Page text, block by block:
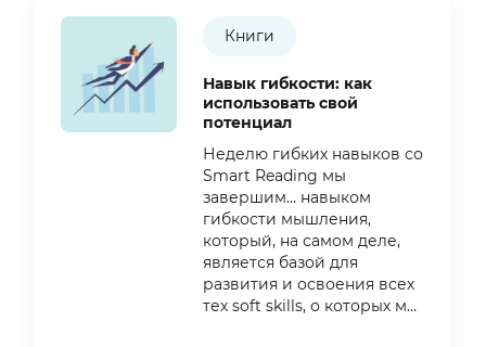
Книги
Навык гибкости: как
использовать свой
потенциал
Неделю гибких навыков со
Smart Reading мы
завершим… навыком
гибкости мышления,
который, на самом деле,
является базой для
развития и освоения всех
тех soft skills, о которых мы